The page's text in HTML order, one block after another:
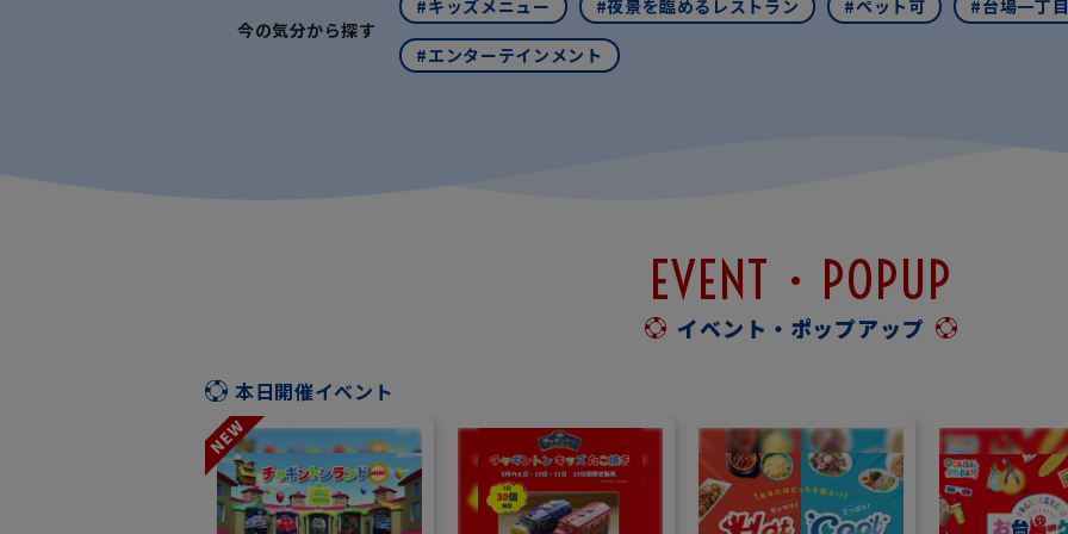
今の気分から探す
#キッズメニュー #夜景を臨めるレストラン #ペット可 #台場一丁
#エンターテインメント
EVENT・POPUP
イベント・ポップアップ
本日開催イベント